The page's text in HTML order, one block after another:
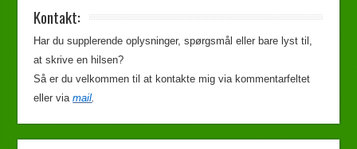
Kontakt:
Har du supplerende oplysninger, spørgsmål eller bare lyst til,
at skrive en hilsen?
Så er du velkommen til at kontakte mig via kommentarfeltet
eller viamail.